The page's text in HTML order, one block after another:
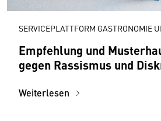
SERVICEPLATTFORM GASTRONOMIE
Empfehlung und
gegen Rassismus und
Weiterlesen